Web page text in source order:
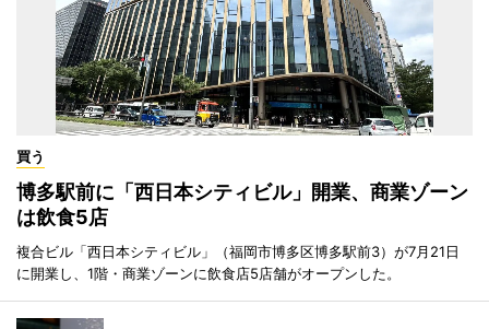
買う
博多駅前に「西日本シティビル」開業、商業ゾーン
は飲食5店
複合ビル「西日本シティビル」（福岡市博多区博多駅前3）が7月21日
に開業し、1階・商業ゾーンに飲食店5店舗がオープンした。